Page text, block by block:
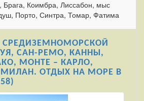
Брага, Коимбра, Лиссабон, мыс
Порто, Синтра, Томар, Фатима
СРЕДИЗЕМНОМОРСКОЙ
САН-РЕМО, КАННЫ,
МОНТЕ – КАРЛО,
МИЛАН. ОТДЫХ НА МОРЕ В